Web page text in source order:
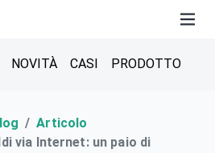
NOVITÀ СASI PRODOTTO
Articolo
via Internet: un paio di